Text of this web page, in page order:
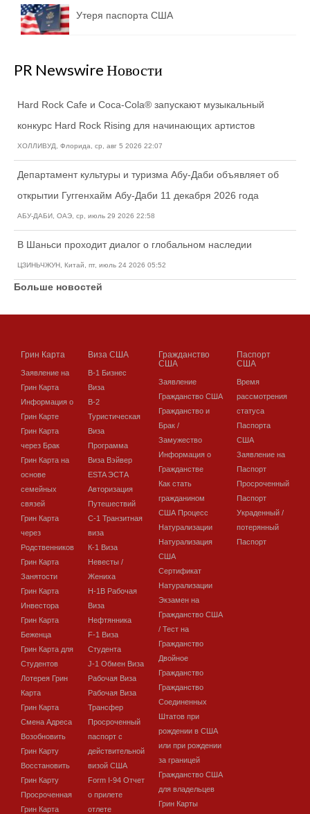
Утеря паспорта США
PR Newswire Новости
Hard Rock Cafe и Coca-Cola® запускают музыкальный
конкурс Hard Rock Rising для начинающих артистов
ХОЛЛИВУД, Флорида, ср, авг 5 2026 22:07
Департамент культуры и туризма Абу-Даби объявляет об
открытии Гуггенхайм Абу-Даби 11 декабря 2026 года
АБУ-ДАБИ, ОАЭ, ср, июль 29 2026 22:58
В Шаньси проходит диалог о глобальном наследии
ЦЗИНЬЧЖУН, Китай, пт, июль 24 2026 05:52
Больше новостей
Грин Карта
Заявление на
Грин Карта
Информация о
Грин Карте
Грин Карта
через Брак
Грин Карта на
основе
семейных
связей
Грин Карта
через
Родственников
Грин Карта
Занятости
Грин Карта
Инвестора
Грин Карта
Беженца
Грин Карта для
Студентов
Лотерея Грин
Карта
Грин Карта
Смена Адреса
Возобновить
Грин Карту
Восстановить
Грин Карту
Просроченная
Грин Карта
Виза США
В-1 Бизнес
Виза
В-2
Туристическая
Виза
Программа
Виза Вэйвер
ESTA ЭСТА
Авторизация
Путешествий
C-1 Транзитная
виза
К-1 Виза
Невесты /
Жениха
H-1B Рабочая
Виза
Нефтянника
F-1 Виза
Студента
J-1 Обмен Виза
Рабочая Виза
Рабочая Виза
Трансфер
Просроченный
паспорт с
действительной
визой США
Form I-94 Отчет
о прилете
отлете
Гражданство
США
Заявление
Гражданство США
Гражданство и
Брак /
Замужество
Информация о
Гражданстве
Как стать
гражданином
США Процесс
Натурализации
Натурализация
США
Сертификат
Натурализации
Экзамен на
Гражданство США
/ Тест на
Гражданство
Двойное
Гражданство
Гражданство
Соединенных
Штатов при
рождении в США
или при рождении
за границей
Гражданство США
для владельцев
Грин Карты
Паспорт
США
Время
рассмотрения
статуса
Паспорта
США
Заявление на
Паспорт
Просроченный
Паспорт
Украденный /
потерянный
Паспорт